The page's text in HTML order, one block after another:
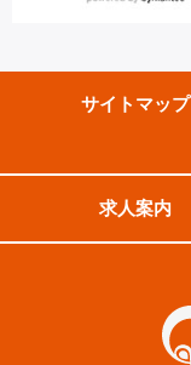
サイトマップ
求人案内